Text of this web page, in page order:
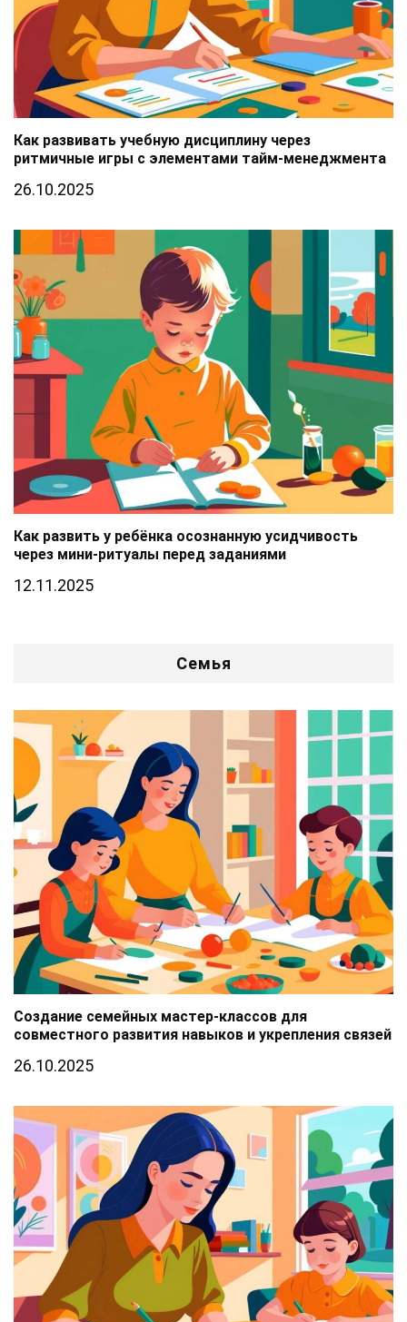
Как развивать учебную дисциплину через
ритмичные игры с элементами тайм-менеджмента
26.10.2025
Как развить у ребёнка осознанную усидчивость
через мини-ритуалы перед заданиями
12.11.2025
Семья
Создание семейных мастер-классов для
совместного развития навыков и укрепления связей
26.10.2025